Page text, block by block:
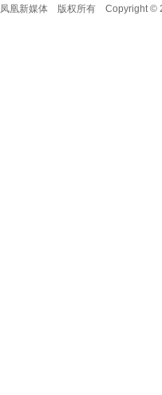
凤凰新媒体
版权所有 Copyright ©